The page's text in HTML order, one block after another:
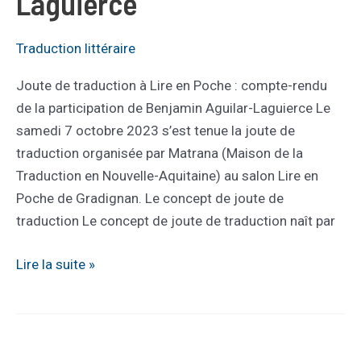
Traducteur
:
Aguilar
Laguierce
Traduction littéraire
Joute de traduction à Lire en Poche : compte-rendu
de la participation de Benjamin Aguilar-Laguierce Le
samedi 7 octobre 2023 s’est tenue la joute de
traduction organisée par Matrana (Maison de la
Traduction en Nouvelle-Aquitaine) au salon Lire en
Poche de Gradignan. Le concept de joute de
traduction Le concept de joute de traduction naît par
Joute
Lire la suite »